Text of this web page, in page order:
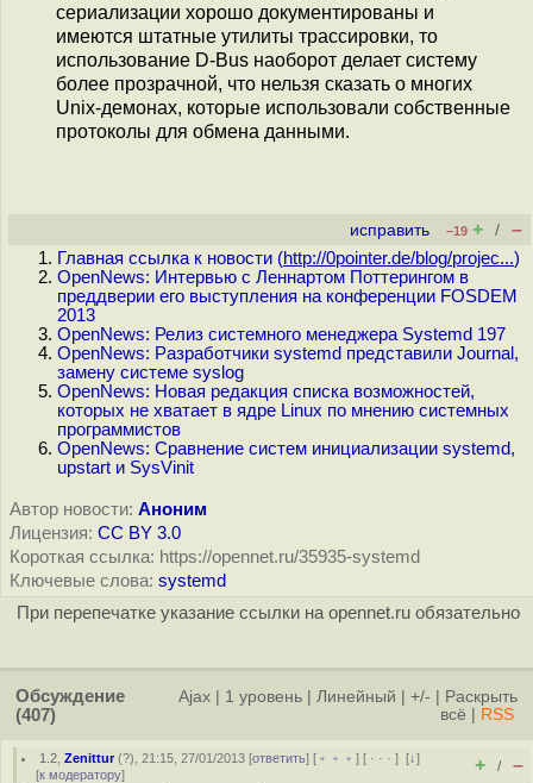
сериализации хорошо документированы и
имеются штатные утилиты трассировки, то
использование D-Bus наоборот делает систему
более прозрачной, что нельзя сказать о многих
Unix-демонах, которые использовали собственные
протоколы для обмена данными.
исправить –19 + / –
Главная ссылка к новости (http://0pointer.de/blog/projec...)
OpenNews: Интервью с Леннартом Поттерингом в
преддверии его выступления на конференции FOSDEM
2013
OpenNews: Релиз системного менеджера Systemd 197
OpenNews: Разработчики systemd представили Journal,
замену системе syslog
OpenNews: Новая редакция списка возможностей,
которых не хватает в ядре Linux по мнению системных
программистов
OpenNews: Сравнение систем инициализации systemd,
upstart и SysVinit
Автор новости: Аноним
Лицензия: CC BY 3.0
Короткая ссылка: https://opennet.ru/35935-systemd
Ключевые слова: systemd
При перепечатке указание ссылки на opennet.ru обязательно
Обсуждение
(407)
Ajax 1 уровень Линейный +/-
Раскрыть
всё
RSS
1.2 ,Zenittur(?), 21:15, 27/01/2013 [ответить] [ ﹢﹢﹢] [ · · ·][↓]
[к модератору] + / –